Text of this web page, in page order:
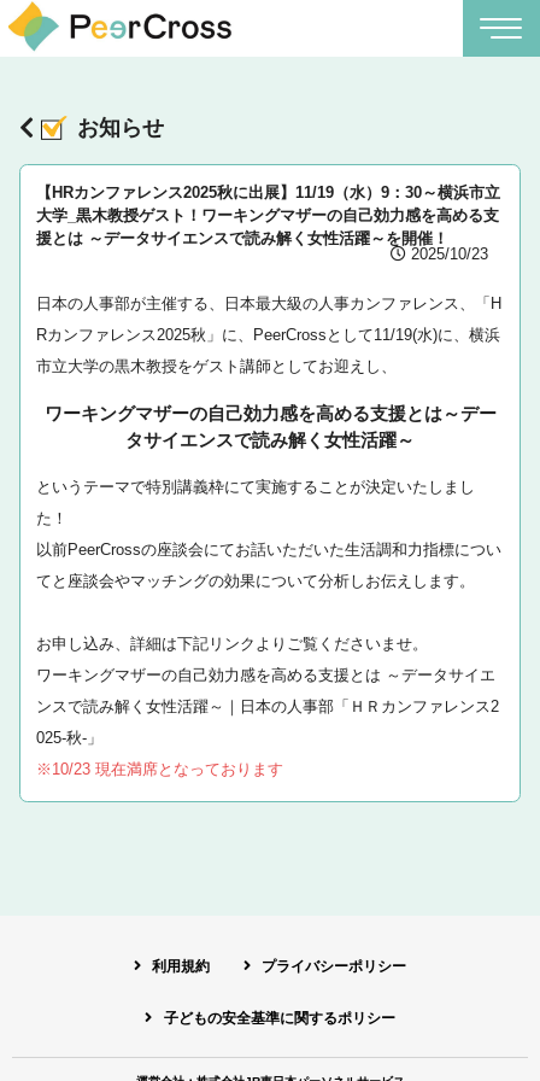
お知らせ
【HRカンファレンス2025秋に出展】11/19（水）9：30～横浜市立
大学_黒木教授ゲスト！ワーキングマザーの自己効力感を高める支
援とは ～データサイエンスで読み解く女性活躍～を開催！
2025/10/23
日本の人事部が主催する、日本最大級の人事カンファレンス、「H
Rカンファレンス2025秋」に、PeerCrossとして11/19(水)に、横浜
市立大学の黒木教授をゲスト講師としてお迎えし、
ワーキングマザーの自己効力感を高める支援とは～デー
タサイエンスで読み解く女性活躍～
というテーマで特別講義枠にて実施することが決定いたしまし
た！
以前PeerCrossの座談会にてお話いただいた生活調和力指標につい
てと座談会やマッチングの効果について分析しお伝えします。
お申し込み、詳細は下記リンクよりご覧くださいませ。
ワーキングマザーの自己効力感を高める支援とは ～データサイエ
ンスで読み解く女性活躍～｜日本の人事部「ＨＲカンファレンス2
025-秋-」
※10/23 現在満席となっております
利用規約 プライバシーポリシー
子どもの安全基準に関するポリシー